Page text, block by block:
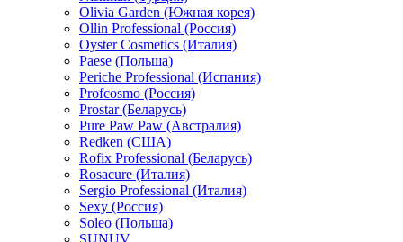
Olivia Garden (Южная корея)
Ollin Professional (Россия)
Oyster Cosmetics (Италия)
Paese (Польша)
Periche Professional (Испания)
Profcosmo (Россия)
Prostar (Беларусь)
Pure Paw Paw (Австралия)
Redken (США)
Rofix Professional (Беларусь)
Rosacure (Италия)
Sergio Professional (Италия)
Sexy (Россия)
Soleo (Польша)
SUNUV